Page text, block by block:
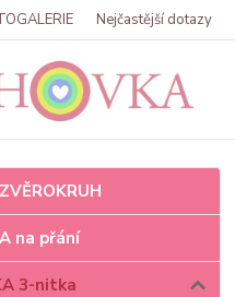
Nejčastější dotazy
na přání
3-nitka